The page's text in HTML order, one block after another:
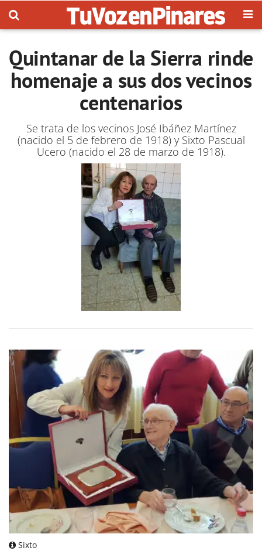
Quintanar de la Sierra rinde
homenaje a sus dos vecinos
centenarios
Se trata de los vecinos José Ibáñez Martínez
(nacido el 5 de febrero de 1918) y Sixto Pascual
Ucero (nacido el 28 de marzo de 1918).
Sixto